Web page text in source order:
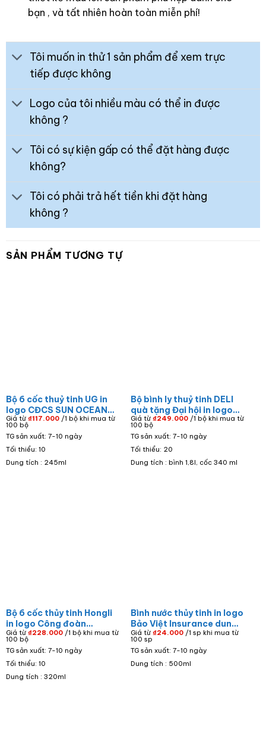
bạn , và tất nhiên hoàn toàn miễn phí!
Tôi muốn in thử 1 sản phẩm để xem trực
tiếp được không
Logo của tôi nhiều màu có thể in được
không ?
Tôi có sự kiện gấp có thể đặt hàng được
không?
Tôi có phải trả hết tiền khi đặt hàng
không ?
SẢN PHẨM TƯƠNG TỰ
Bộ 6 cốc thuỷ tinh UG in
logo CĐCS SUN OCEAN
dáng trụ dung tích 245ml
LTT-80
Giá từ ₫117.000/1 bộ khi mua từ
100 bộ
TG sản xuất: 7-10 ngày
Tối thiểu: 10
Dung tích : 245ml
Bộ bình ly thuỷ tinh DELI
quà tặng Đại hội in logo
Ủy ban MTTQ Việt Nam xã
Tân An màu vàng BBTT-
08
Giá từ₫249.000 /1 bộ khi mua từ
100 bộ
TG sản xuất: 7-10 ngày
Tối thiểu: 20
Dung tích : bình 1,8l, cốc 340 ml
Bộ 6 cốc thủy tinh Hongli
in logo Công đoàn
Minimart dáng bầu trứng
tròn màu trắng LTT-77
Giá từ ₫228.000/1 bộ khi mua từ
100 bộ
TG sản xuất: 7-10 ngày
Tối thiểu: 10
Dung tích : 320ml
Bình nước thủy tinh in logo
Bảo Việt Insurance dung
tích 500ml BNTT-01
Giá từ₫24.000 /1 sp khi mua từ
100 sp
TG sản xuất: 7-10 ngày
Dung tích : 500ml